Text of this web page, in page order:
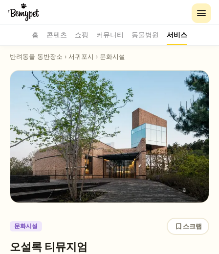
홈 콘텐츠 쇼핑 커뮤니티 동물병원 서비스
반려동물 동반장소 › 서귀포시 › 문화시설
문화시설 스크랩
오설록 티뮤지엄